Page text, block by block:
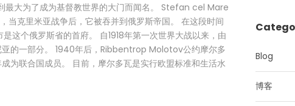
最大为了成为基督教世界的大门而闻名。 Stefan cel Mare
当克里米亚战争后，它被吞并到俄罗斯帝国。 在这段时间
这个俄罗斯省的首府。 自1918年第一次世界大战以来，由
的一部分。 1940年后，Ribbentrop Molotov公约摩尔多
为联合国成员。 目前，摩尔多瓦是实行欧盟标准和生活水
Blog
博客